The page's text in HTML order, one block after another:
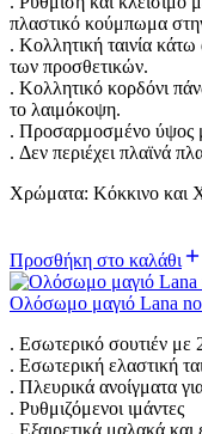
πλαστικό κούμπωμα
. Κολλητική ταινία
των προσθετικών.
. Κολλητικό κορδόνι
το λαιμόκοψη.
. Προσαρμοσμένο ύψος
. Δεν περιέχει πλαϊνά
Χρώματα: Κόκκινο και
Προσθήκη στο καλάθι
Ολόσωμο μαγιό Lana
. Εσωτερικό σουτιέν με
. Εσωτερική ελαστική
. Πλευρικά ανοίγματα
. Ρυθμιζόμενοι ιμάντες